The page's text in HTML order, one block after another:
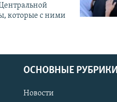
которые с ними
ОСНОВНЫЕ РУБРИКИ
Новости